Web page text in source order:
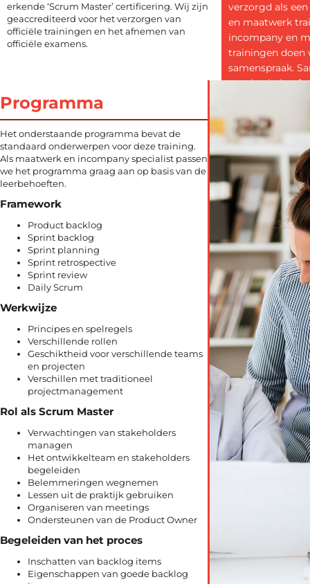
erkende ‘Scrum Master’ certificering. Wij zijn
geaccrediteerd voor het verzorgen van
officiële trainingen en het afnemen van
officiële examens.
verzorgd als
en maatwerk
incompany en
trainingen doen
samenspraak.
worden
doelstellingen
programma’s
resultaat
Programma
Het onderstaande programma bevat de
standaard onderwerpen voor deze training.
Als maatwerk en incompany specialist passen
we het programma graag aan op basis van de
leerbehoeften.
Framework
Product backlog
Sprint backlog
Sprint planning
Sprint retrospective
Sprint review
Daily Scrum
Werkwijze
Principes en spelregels
Verschillende rollen
Geschiktheid voor verschillende teams
en projecten
Verschillen met traditioneel
projectmanagement
Rol als Scrum Master
Verwachtingen van stakeholders
managen
Het ontwikkelteam en stakeholders
begeleiden
Belemmeringen wegnemen
Lessen uit de praktijk gebruiken
Organiseren van meetings
Ondersteunen van de Product Owner
Begeleiden van het proces
Inschatten van backlog items
Eigenschappen van goede backlog